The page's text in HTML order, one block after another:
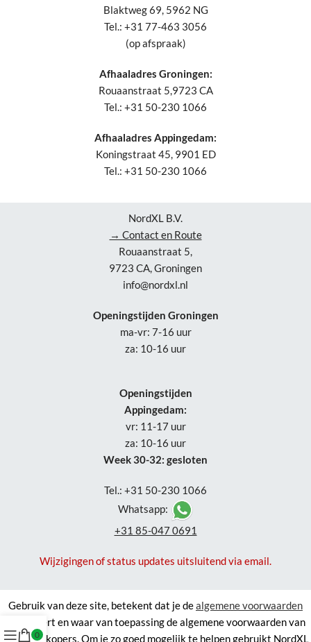
Blaktweg 69, 5962 NG
Tel.: +31 77-463 3056
(op afspraak)
Afhaaladres Groningen:
Rouaanstraat 5,9723 CA
Tel.: +31 50-230 1066
Afhaaladres Appingedam:
Koningstraat 45, 9901 ED
Tel.: +31 50-230 1066
NordXL B.V.
→ Contact en Route
Rouaanstraat 5,
9723 CA, Groningen
info@nordxl.nl
Openingstijden Groningen
ma-vr: 7-16 uur
za: 10-16 uur
Openingstijden
Appingedam:
vr: 11-17 uur
za: 10-16 uur
Week 30-32: gesloten
Tel.: +31 50-230 1066
Whatsapp:
+31 85-047 0691
Wijzigingen of status updates uitsluitend via email.
Gebruik van deze site, betekent dat je dealgemene voorwaarden
accepteert en waar van toepassing de algemene voorwaarden van
derde verkopers. Om je zo goed mogelijk te helpen gebruikt NordXL
0